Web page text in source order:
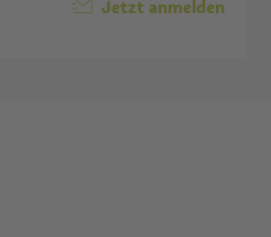
Jetzt anmelden